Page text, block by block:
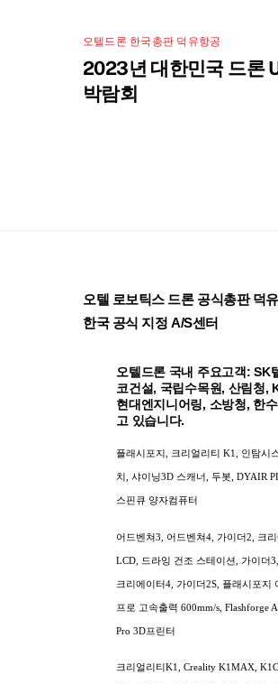
오텔드론 한국총판 덕유항공
2023년 대한민국 드론
박람회
오텔 로보틱스 드론 공식총판 덕
한국 공식 지정 A/S센터
오텔드론 국내 주요고객: SK
코건설, 국립수목원, 산림청,
현대엔지니어링, 소방청, 한
고 있습니다.
플래시포지, 크리얼리티 K1, 인탐시
치, 샤이닝3D 스캐너, 두봇, DYAIR
스핀큐 양자컴퓨터
어드벤쳐3, 어드벤쳐4, 가이더2, 크
LCD, 드라잉 건조 스테이션, 가이더
크리에이터4, 가이더2S, 플래시포
프로 고속출력 600mm/s, Flashforge
Pro 3D프린터
크리얼리티K1, Creality K1MAX,